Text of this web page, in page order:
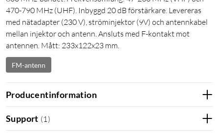
470-790 MHz (UHF). Inbyggd 20 dB förstärkare. Levereras
med nätadapter (230 V), ströminjektor (9V) och antennkabel
mellan injektor och antenn. Ansluts med F-kontakt mot
antennen. Mått: 233x122x23 mm.
FM-antenn
Producentinformation
Support (1 )